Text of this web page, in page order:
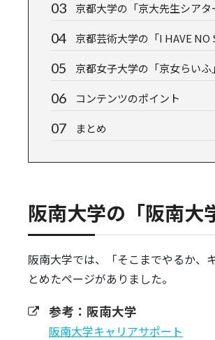
京都大学の「京大先生シアタ
京都芸術大学の「I HAVE NO
京都女子大学の「京女らいふ」
コンテンツのポイント
まとめ
阪南大学の「阪南大
阪南大学では、「そこまでやるか、
とめたページがありました。
参考：阪南大学
阪南大学キャリアサポート